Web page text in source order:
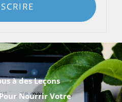
à des Leçons
Nourrir Votre